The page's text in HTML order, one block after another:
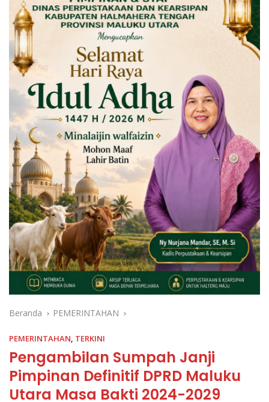
Beranda PEMERINTAHAN
PEMERINTAHAN, TERKINI
Pengambilan Sumpah Janji
Pimpinan Definitif DPRD Maluku
Utara Masa Bakti 2024-2029